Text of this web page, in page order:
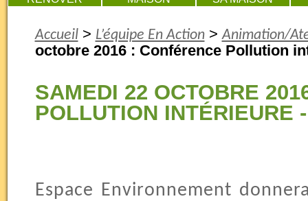
Accueil> L’équipe En Action> Animation/
octobre 2016 : Conférence Pollution
SAMEDI 22 OCTOBRE
POLLUTION INTÉRIEURE
Espace Environnement